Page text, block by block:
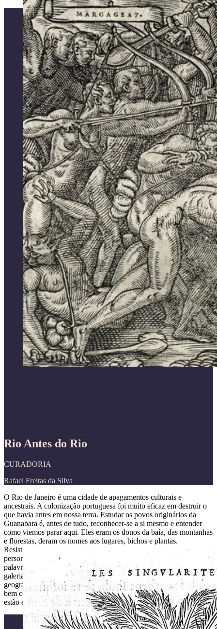
Rio Antes do Rio
CURADORIA
Rafael Freitas da Silva
O Rio de Janeiro é uma cidade de apagamentos culturais e
ancestrais. A colonização portuguesa foi muito eficaz em destruir o
que havia antes em nossa terra. Estudar os povos originários da
Guanabara é, antes de tudo, reconhecer-se a si mesmo e entender
como viemos parar aqui. Eles eram os donos da baía, das montanhas
e florestas, deram os nomes aos lugares, bichos e plantas.
Resistiram, batalharam e pereceram por essa terra. São a gênese da
personalidade brasileira, do nosso jeito de ser e viver. Falamos
palavras que vieram deles e eram estranhas ao português europeu. A
galeria O Rio antes do Rio apresenta fragmentos da ancestralidade
geográfica, histórica e cultural dos povos originários da Guanabara,
bem como seus territórios, saberes e reminiscências que até hoje
estão entre nós, cariocas.